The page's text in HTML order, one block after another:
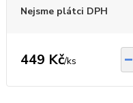
Nejsme plátci DPH
449 Kč/ks